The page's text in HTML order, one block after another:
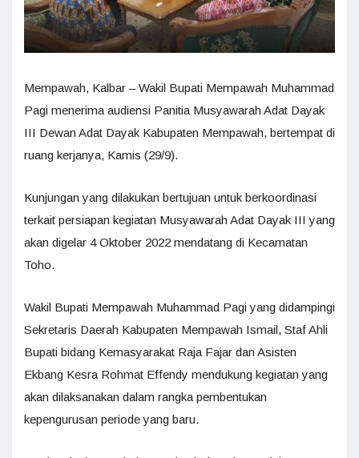
Mempawah, Kalbar – Wakil Bupati Mempawah Muhammad
Pagi menerima audiensi Panitia Musyawarah Adat Dayak
III Dewan Adat Dayak Kabupaten Mempawah, bertempat di
ruang kerjanya, Kamis (29/9).
Kunjungan yang dilakukan bertujuan untuk berkoordinasi
terkait persiapan kegiatan Musyawarah Adat Dayak III yang
akan digelar 4 Oktober 2022 mendatang di Kecamatan
Toho.
Wakil Bupati Mempawah Muhammad Pagi yang didampingi
Sekretaris Daerah Kabupaten Mempawah Ismail, Staf Ahli
Bupati bidang Kemasyarakat Raja Fajar dan Asisten
Ekbang Kesra Rohmat Effendy mendukung kegiatan yang
akan dilaksanakan dalam rangka pembentukan
kepengurusan periode yang baru.